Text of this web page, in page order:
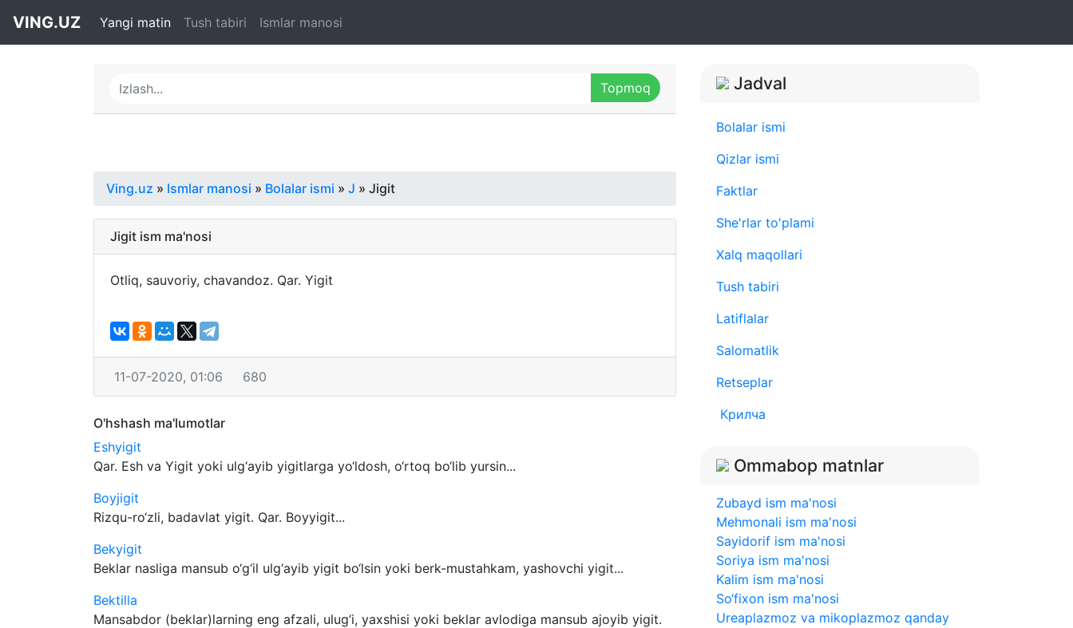
VING.UZ Yangi matin Tush tabiri Ismlar manosi
Ving.uz » Ismlar manosi » Bolalar ismi » J » Jigit
Jigit ism ma'nosi
Otliq, sauvoriy, chavandoz. Qar. Yigit
11-07-2020, 01:06 680
O'hshash ma'lumotlar
Eshyigit
Qar. Esh va Yigit yoki ulg‘ayib yigitlarga yo‘ldosh, o‘rtoq bo‘lib yursin...
Boyjigit
Rizqu-ro‘zli, badavlat yigit. Qar. Boyyigit...
Bekyigit
Beklar nasliga mansub o‘g‘il ulg‘ayib yigit bo‘lsin yoki berk-mustahkam, yashovchi yigit...
Bektilla
Mansabdor (beklar)larning eng afzali, ulug‘i, yaxshisi yoki beklar avlodiga mansub ajoyib yigit.
Jadval
Bolalar ismi
Qizlar ismi
Faktlar
She'rlar to'plami
Xalq maqollari
Tush tabiri
Latiflalar
Salomatlik
Retseplar
Крилча
Ommabop matnlar
Zubayd ism ma'nosi
Mehmonali ism ma'nosi
Sayidorif ism ma'nosi
Soriya ism ma'nosi
Kalim ism ma'nosi
So‘fixon ism ma'nosi
Ureaplazmoz va mikoplazmoz qanday